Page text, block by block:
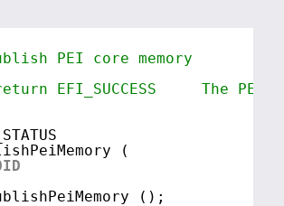
PEI core memory
EFI_SUCCESS     The
(
();